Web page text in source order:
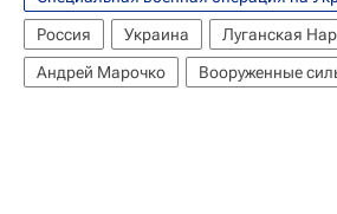
Россия
Украина
Луганская
Андрей Марочко
Вооруженные